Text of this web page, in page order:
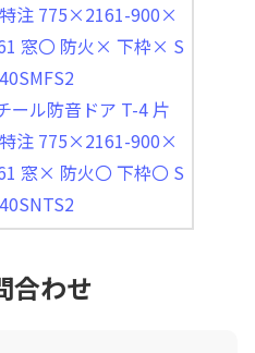
注 775×2161-900×
窓〇 防火× 下枠× S
ール防音ドア T-4 片
注 775×2161-900×
窓× 防火〇 下枠〇 S
合わせ